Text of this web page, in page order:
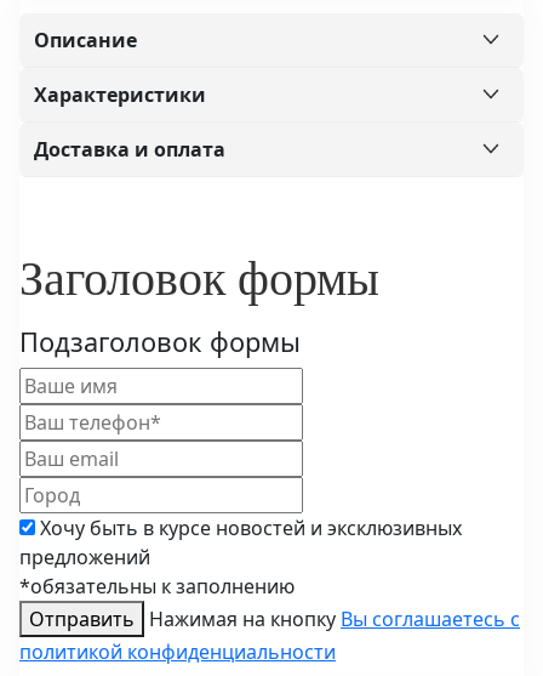
Описание
Характеристики
Доставка и оплата
Заголовок формы
Подзаголовок формы
Хочу быть в курсе новостей и эксклюзивных
предложений
*обязательны к заполнению
Отправить
Нажимая на кнопку Вы соглашаетесь с
политикой конфиденциальности